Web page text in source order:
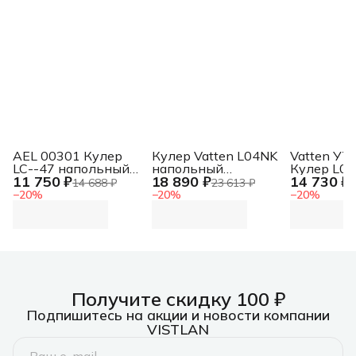
11 750 ₽14 688 ₽
−20%
AEL 00301 Кулер
LC--47 напольный
компрессорный
белый/серебристый
18 890 ₽23 613 ₽
−20%
Кулер Vatten L04NK
напольный
компрессорный
черный
14 730 ₽
−20%
Vatten
Кулер
Получите скидку 100 ₽
Подпишитесь на акции и новости компании
VISTLAN